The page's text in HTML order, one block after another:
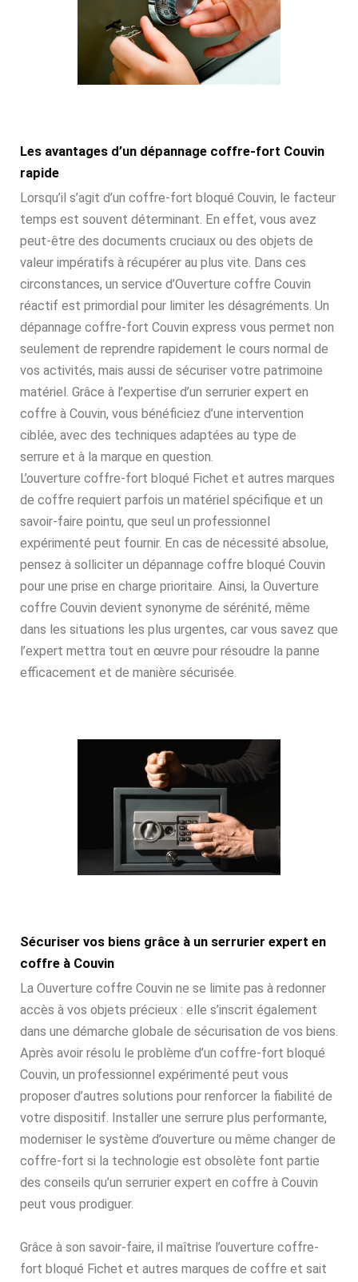
Les avantages d’un dépannage coffre-fort Couvin
rapide
Lorsqu’il s’agit d’un coffre-fort bloqué Couvin, le facteur
temps est souvent déterminant. En effet, vous avez
peut-être des documents cruciaux ou des objets de
valeur impératifs à récupérer au plus vite. Dans ces
circonstances, un service d’Ouverture coffre Couvin
réactif est primordial pour limiter les désagréments. Un
dépannage coffre-fort Couvin express vous permet non
seulement de reprendre rapidement le cours normal de
vos activités, mais aussi de sécuriser votre patrimoine
matériel. Grâce à l’expertise d’un serrurier expert en
coffre à Couvin, vous bénéficiez d’une intervention
ciblée, avec des techniques adaptées au type de
serrure et à la marque en question.
L’ouverture coffre-fort bloqué Fichet et autres marques
de coffre requiert parfois un matériel spécifique et un
savoir-faire pointu, que seul un professionnel
expérimenté peut fournir. En cas de nécessité absolue,
pensez à solliciter un dépannage coffre bloqué Couvin
pour une prise en charge prioritaire. Ainsi, la Ouverture
coffre Couvin devient synonyme de sérénité, même
dans les situations les plus urgentes, car vous savez que
l’expert mettra tout en œuvre pour résoudre la panne
efficacement et de manière sécurisée.
Sécuriser vos biens grâce à un serrurier expert en
coffre à Couvin
La Ouverture coffre Couvin ne se limite pas à redonner
accès à vos objets précieux : elle s’inscrit également
dans une démarche globale de sécurisation de vos biens.
Après avoir résolu le problème d’un coffre-fort bloqué
Couvin, un professionnel expérimenté peut vous
proposer d’autres solutions pour renforcer la fiabilité de
votre dispositif. Installer une serrure plus performante,
moderniser le système d’ouverture ou même changer de
coffre-fort si la technologie est obsolète font partie
des conseils qu’un serrurier expert en coffre à Couvin
peut vous prodiguer.
Grâce à son savoir-faire, il maîtrise l’ouverture coffre-
fort bloqué Fichet et autres marques de coffre et sait